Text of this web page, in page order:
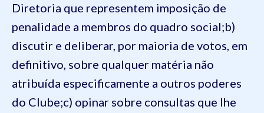
Diretoria que representem imposição de
penalidade a membros do quadro social;b)
discutir e deliberar, por maioria de votos, em
definitivo, sobre qualquer matéria não
atribuída especificamente a outros poderes
do Clube;c) opinar sobre consultas que lhe